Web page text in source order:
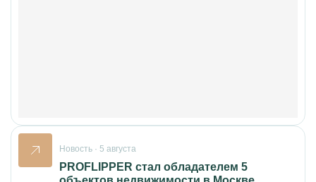
Новость · 5 августа
PROFLIPPER стал обладателем 5